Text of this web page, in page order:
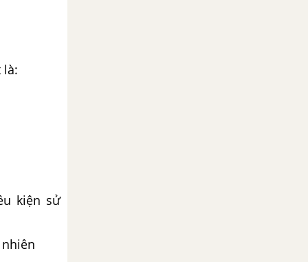
là:
kiện sử